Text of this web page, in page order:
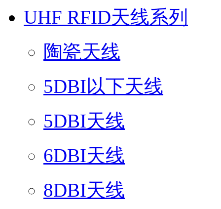
UHF RFID天线系列
陶瓷天线
5DBI以下天线
5DBI天线
6DBI天线
8DBI天线